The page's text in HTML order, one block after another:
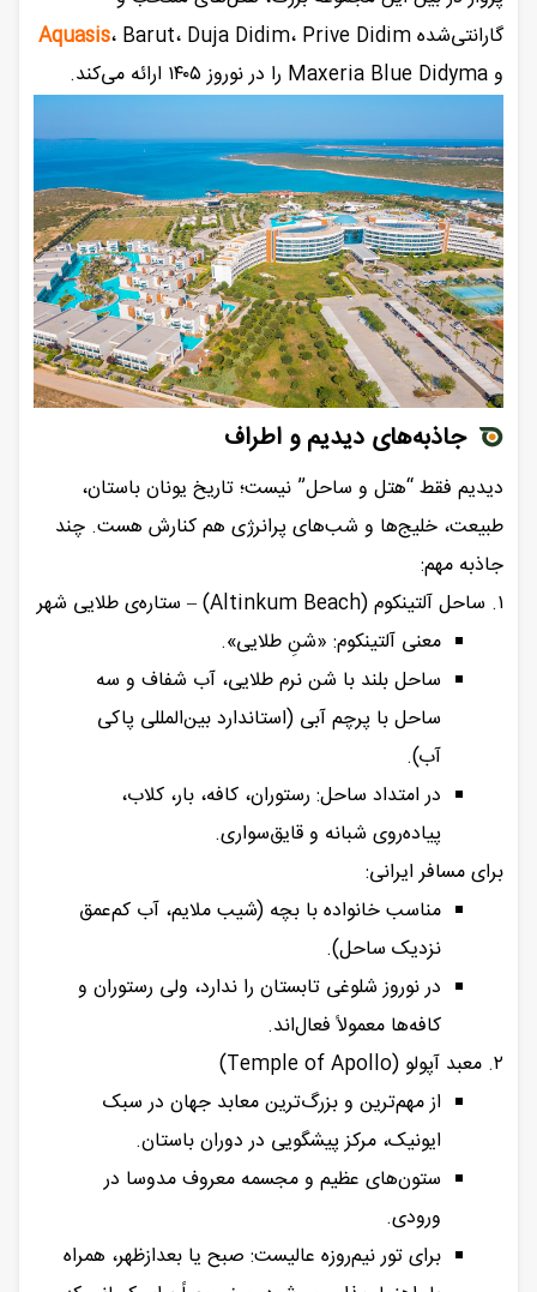
گارانتی‌شده
Aquasis، Barut، Duja Didim، Prive Didim
و Maxeria Blue Didyma را در نوروز ۱۴۰۵ ارائه می‌کند.
جاذبه‌های دیدیم و اطراف
دیدیم فقط “هتل و ساحل” نیست؛ تاریخ یونان باستان،
طبیعت، خلیج‌ها و شب‌های پرانرژی هم کنارش هست. چند
جاذبه مهم:
۱. ساحل آلتینکوم (Altinkum Beach) – ستاره‌ی طلایی شهر
معنی آلتینکوم: «شنِ طلایی».
ساحل بلند با شن نرم طلایی، آب شفاف و سه
ساحل با پرچم آبی (استاندارد بین‌المللی پاکی
آب).
در امتداد ساحل: رستوران، کافه، بار، کلاب،
پیاده‌روی شبانه و قایق‌سواری.
برای مسافر ایرانی:
مناسب خانواده با بچه (شیب ملایم، آب کم‌عمق
نزدیک ساحل).
در نوروز شلوغی تابستان را ندارد، ولی رستوران و
کافه‌ها معمولاً فعال‌اند.
۲. معبد آپولو (Temple of Apollo)
از مهم‌ترین و بزرگ‌ترین معابد جهان در سبک
ایونیک، مرکز پیشگویی در دوران باستان.
ستون‌های عظیم و مجسمه معروف مدوسا در
ورودی.
برای تور نیم‌روزه عالیست: صبح یا بعدازظهر، همراه